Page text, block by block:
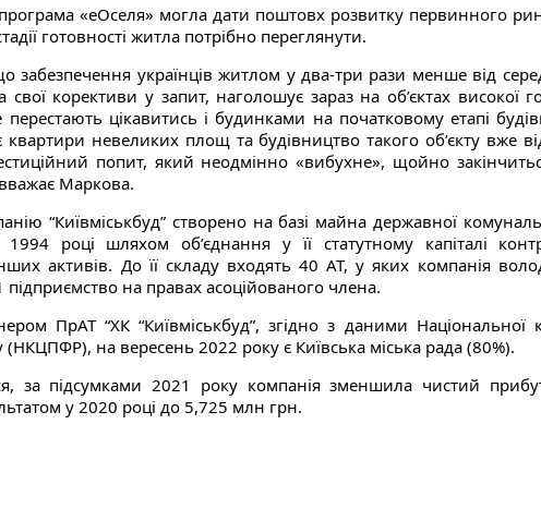
«еОселя» могла дати поштовх розвитку первинного
готовності житла потрібно переглянути.
забезпечення українців житлом у два-три рази менше від
свої корективи у запит, наголошує зараз на об’єктах високої
перестають цікавитись і будинками на початковому етапі
квартири невеликих площ та будівництво такого об’єкту вже
попит, який неодмінно «вибухне», щойно
вважає Маркова.
“Київміськбуд” створено на базі майна державної
1994 році шляхом об’єднання у її статутному капіталі
активів. До її складу входять 40 АТ, у яких компанія
підприємство на правах асоційованого члена.
ПрАТ “ХК “Київміськбуд”, згідно з даними Національної
на вересень 2022 року є Київська міська рада (80%).
за підсумками 2021 року компанія зменшила чистий
у 2020 році до 5,725 млн грн.